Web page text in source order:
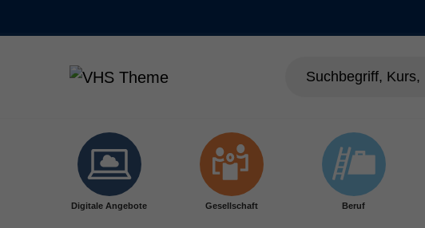
Digitale Angebote Gesellschaft Beruf